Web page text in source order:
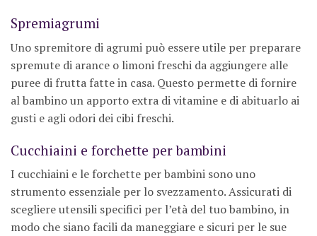
Spremiagrumi
Uno spremitore di agrumi può essere utile per preparare
spremute di arance o limoni freschi da aggiungere alle
puree di frutta fatte in casa. Questo permette di fornire
al bambino un apporto extra di vitamine e di abituarlo ai
gusti e agli odori dei cibi freschi.
Cucchiaini e forchette per bambini
I cucchiaini e le forchette per bambini sono uno
strumento essenziale per lo svezzamento. Assicurati di
scegliere utensili specifici per l’età del tuo bambino, in
modo che siano facili da maneggiare e sicuri per le sue